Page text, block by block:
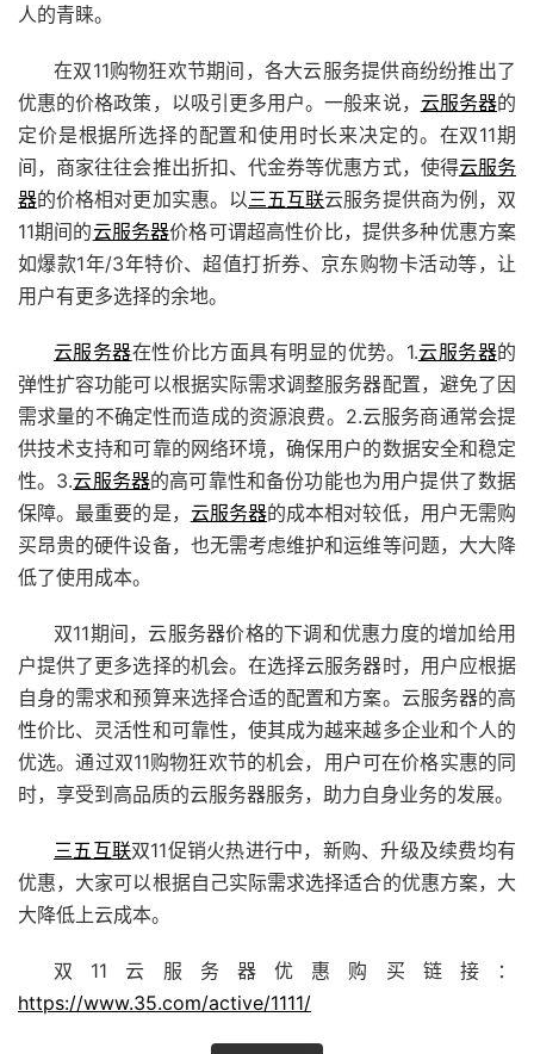
人的青睐。
在双11购物狂欢节期间，各大云服务提供商纷纷推出了
优惠的价格政策，以吸引更多用户。一般来说， 云服务器的
定价是根据所选择的配置和使用时长来决定的。在双11期
间，商家往往会推出折扣、代金券等优惠方式，使得云服务
器的价格相对更加实惠。以 三五互联云服务提供商为例，双
11期间的云服务器价格可谓超高性价比，提供多种优惠方案
如爆款1年/3年特价、超值打折券、京东购物卡活动等，让
用户有更多选择的余地。
云服务器在性价比方面具有明显的优势。1.云服务器的
弹性扩容功能可以根据实际需求调整服务器配置，避免了因
需求量的不确定性而造成的资源浪费。2.云服务商通常会提
供技术支持和可靠的网络环境，确保用户的数据安全和稳定
性。3.云服务器的高可靠性和备份功能也为用户提供了数据
保障。最重要的是， 云服务器的成本相对较低，用户无需购
买昂贵的硬件设备，也无需考虑维护和运维等问题，大大降
低了使用成本。
双11期间，云服务器价格的下调和优惠力度的增加给用
户提供了更多选择的机会。在选择云服务器时，用户应根据
自身的需求和预算来选择合适的配置和方案。云服务器的高
性价比、灵活性和可靠性，使其成为越来越多企业和个人的
优选。通过双11购物狂欢节的机会，用户可在价格实惠的同
时，享受到高品质的云服务器服务，助力自身业务的发展。
三五互联双11促销火热进行中，新购、升级及续费均有
优惠，大家可以根据自己实际需求选择适合的优惠方案，大
大降低上云成本。
双11云服务器优惠购买链接：
https://www.35.com/active/1111/